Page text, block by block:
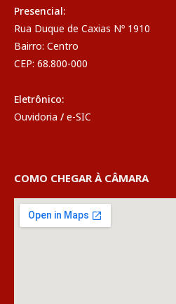
Presencial:
Rua Duque de Caxias Nº 1910
Bairro: Centro
CEP: 68.800-000
Eletrônico:
Ouvidoria / e-SIC
COMO CHEGAR À CÂMARA